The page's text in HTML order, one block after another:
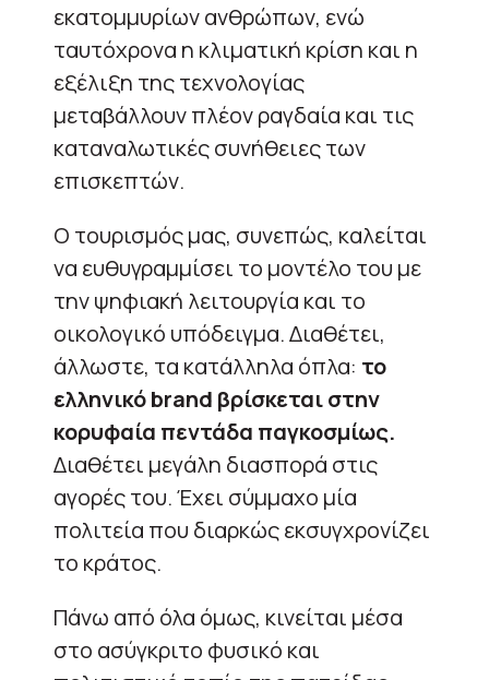
εκατομμυρίων ανθρώπων, ενώ
ταυτόχρονα η κλιματική κρίση και η
εξέλιξη της τεχνολογίας
μεταβάλλουν πλέον ραγδαία και τις
καταναλωτικές συνήθειες των
επισκεπτών.
Ο τουρισμός μας, συνεπώς, καλείται
να ευθυγραμμίσει το μοντέλο του με
την ψηφιακή λειτουργία και το
οικολογικό υπόδειγμα. Διαθέτει,
άλλωστε, τα κατάλληλα όπλα: το
ελληνικό brand βρίσκεται στην
κορυφαία πεντάδα παγκοσμίως.
Διαθέτει μεγάλη διασπορά στις
αγορές του. Έχει σύμμαχο μία
πολιτεία που διαρκώς εκσυγχρονίζει
το κράτος.
Πάνω από όλα όμως, κινείται μέσα
στο ασύγκριτο φυσικό και